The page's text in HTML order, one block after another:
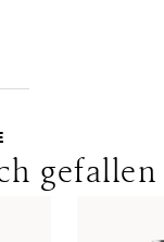
gefallen